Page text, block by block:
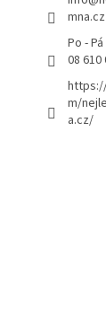
mna.cz
Po -
08 610
m/
a.cz/